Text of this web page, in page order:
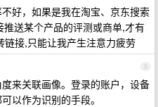
好，如果是我在淘宝、京东搜索
送某个产品的评测或商单,才有
接,只能让我产生注意力疲劳
9
来关联画像。登录的账户，设备
以作为识别的手段。